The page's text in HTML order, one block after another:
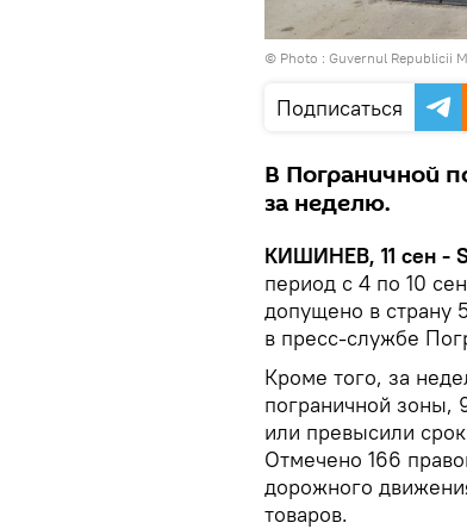
© Photo : Guvernul Republicii
Подписаться
В Пограничной
за неделю.
КИШИНЕВ, 11 сен -
период с 4 по 10
допущено в страну
в пресс-службе
Кроме того, за
пограничной зоны,
или превысили
Отмечено 166
дорожного
товаров.